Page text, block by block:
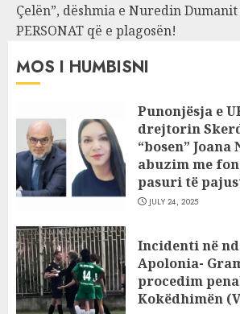
Çelën”, dëshmia e Nuredin
PERSONAT që e plagosën!
MOS I HUMBISNI
Punonjësja e
drejtorin
“bosen” Joana
abuzim me
pasuri të
JULY 24, 2025
Incidenti në
Apolonia-
procedim
Kokëdhimën